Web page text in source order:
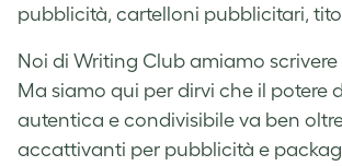
pubblicità, cartelloni pubblicitari,
Noi di Writing Club amiamo
Ma siamo qui per dirvi che il potere
autentica e condivisibile va ben
accattivanti per pubblicità e